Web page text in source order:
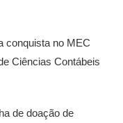
conquista no MEC
Ciências Contábeis
de doação de